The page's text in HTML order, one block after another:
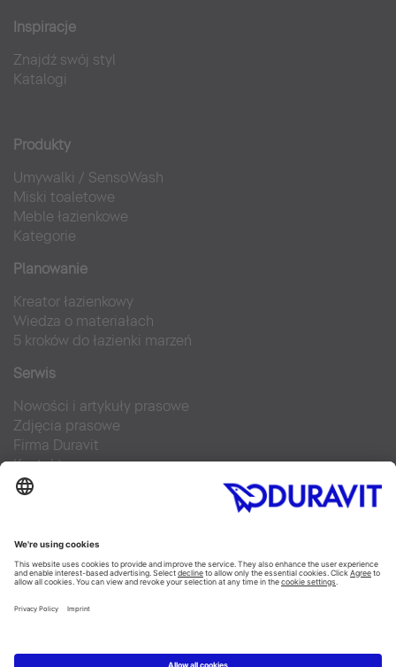
Inspiracje
Znajdź swój styl
Katalogi
Produkty
Umywalki / SensoWash
Miski toaletowe
Meble łazienkowe
Kategorie
Planowanie
Kreator łazienkowy
Wiedza o materiałach
5 kroków do łazienki marzeń
Serwis
Nowości i artykuły prasowe
Zdjęcia prasowe
Firma Duravit
Kontakt
Najczęściej zadawane pytania
Facebook
Instagram
Pinterest
Blog
Flickr